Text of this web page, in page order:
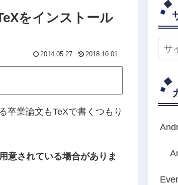
をインストール
2014.05.27 2018.10.01
卒業論文もTeXで書くつもり
意されている場合がありま